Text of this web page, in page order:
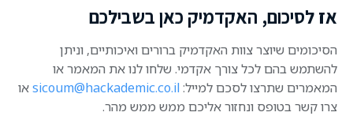
אז לסיכום, האקדמיק כאן בשבילכם
הסיכומים שיוצר צוות האקדמיק ברורים ואיכותיים, וניתן
להשתמש בהם לכל צורך אקדמי. שלחו לנו את המאמר או
המאמרים שתרצו לסכם למייל:sicoum@hackademic.co.ilאו
צרו קשר בטופס ונחזור אליכם ממש ממש מהר.